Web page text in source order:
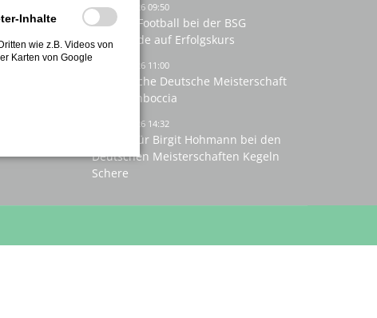
05.08.2026 09:50
Walking Football bei der BSG
Nordwalde auf Erfolgskurs
03.08.2026 11:00
Erfolgreiche Deutsche Meisterschaft
im Hallenboccia
07.07.2026 14:32
3. Platz für Birgit Hohmann bei den
Deutschen Meisterschaften Kegeln
Schere
Inhalte
wie z.B. Videos von
Karten von Google